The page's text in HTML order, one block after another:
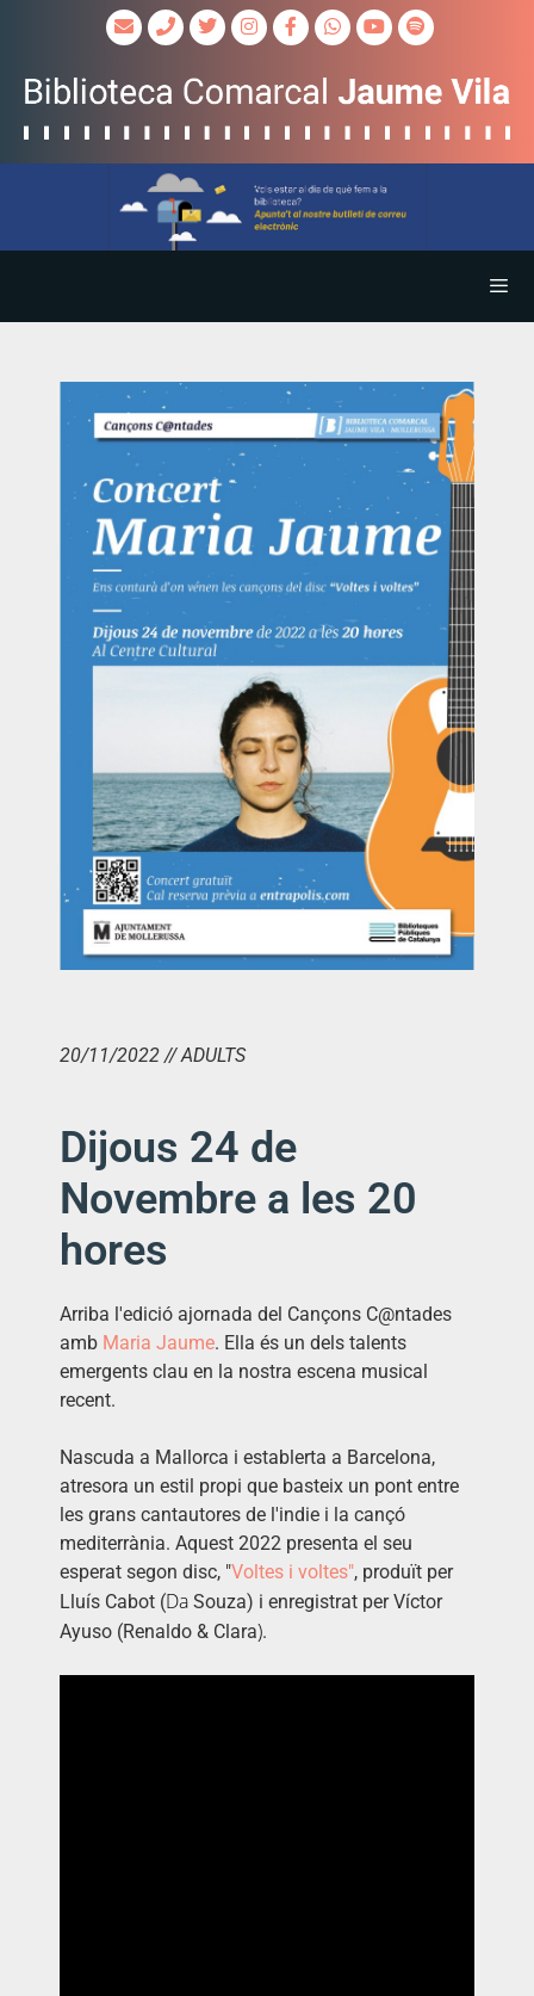
20/11/2022 // ADULTS
Dijous 24 de
Novembre a les 20
hores
Arriba l'edició ajornada del Cançons C@ntades
amb Maria Jaume. Ella és un dels talents
emergents clau en la nostra escena musical
recent.
Nascuda a Mallorca i establerta a Barcelona,
atresora un estil propi que basteix un pont entre
les grans cantautores de l'indie i la cançó
mediterrània. Aquest 2022 presenta el seu
esperat segon disc, "Voltes i voltes", produït per
Lluís Cabot (Da Souza) i enregistrat per Víctor
Ayuso (Renaldo & Clara).